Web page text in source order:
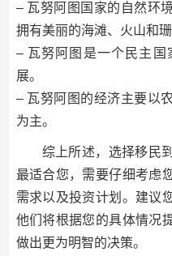
– 瓦努阿图国家的自然环
拥有美丽的海滩、火山和
– 瓦努阿图是一个民主
展。
– 瓦努阿图的经济主要以
为主。
综上所述，选择移民
最适合您，需要仔细考虑
需求以及投资计划。建议
他们将根据您的具体情况
做出更为明智的决策。